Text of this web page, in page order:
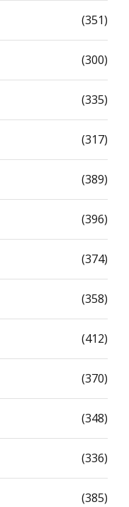
(351)
(300)
(335)
(317)
(389)
(396)
(374)
(358)
(412)
(370)
(348)
(336)
(385)